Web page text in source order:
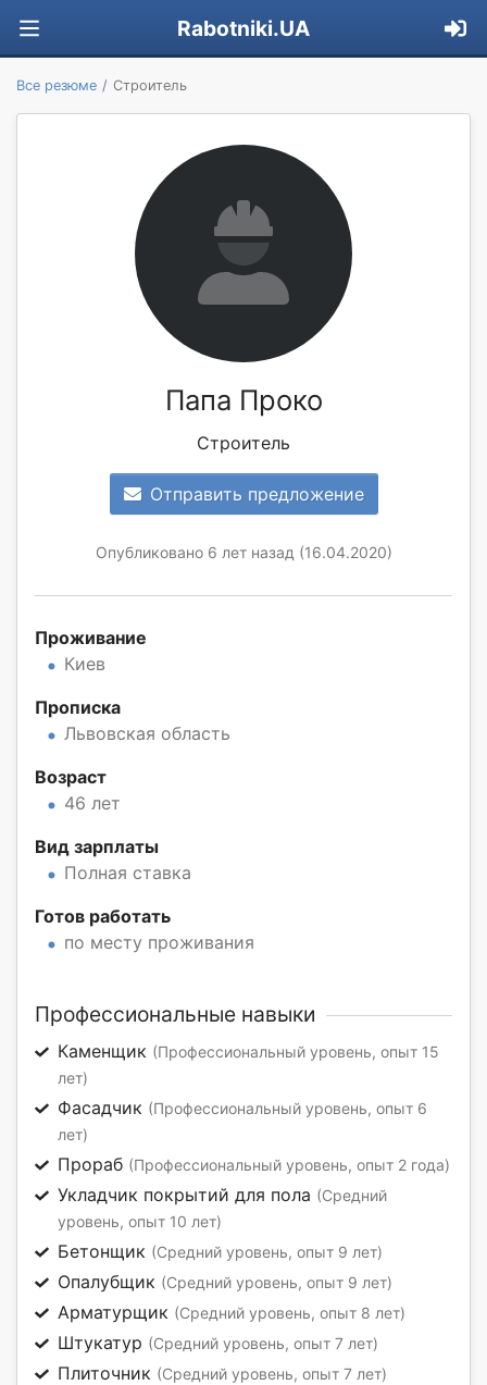
Rabotniki.UA
Все резюме Строитель
Папа Проко
Строитель
Отправить предложение
Опубликовано 6 лет назад (16.04.2020)
Проживание
Киев
Прописка
Львовская область
Возраст
46 лет
Вид зарплаты
Полная ставка
Готов работать
по месту проживания
Профессиональные навыки
Каменщик (Профессиональный уровень, опыт 15
лет)
Фасадчик (Профессиональный уровень, опыт 6
лет)
Прораб (Профессиональный уровень, опыт 2 года)
Укладчик покрытий для пола (Средний
уровень, опыт 10 лет)
Бетонщик (Средний уровень, опыт 9 лет)
Опалубщик (Средний уровень, опыт 9 лет)
Арматурщик (Средний уровень, опыт 8 лет)
Штукатур (Средний уровень, опыт 7 лет)
Плиточник (Средний уровень, опыт 7 лет)